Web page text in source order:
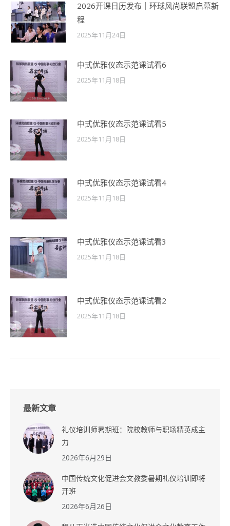
2026开课日历发布｜环球风尚联盟启幕新
程
2025年11月24日
中式优雅仪态示范课试看6
2025年11月18日
中式优雅仪态示范课试看5
2025年11月18日
中式优雅仪态示范课试看4
2025年11月18日
中式优雅仪态示范课试看3
2025年11月18日
中式优雅仪态示范课试看2
2025年11月18日
最新文章
礼仪培训师暑期班：院校教师与职场精英成主
力
2026年6月29日
中国传统文化促进会文教委暑期礼仪培训即将
开班
2026年6月26日